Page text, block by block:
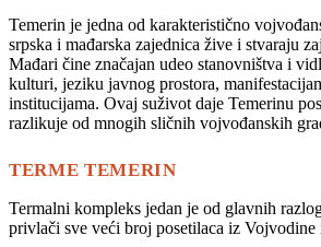
Temerin je jedna od karakteristično
srpska i mađarska zajednica žive i stvaraju
Mađari čine značajan udeo stanovništva i
kulturi, jeziku javnog prostora,
institucijama. Ovaj suživot daje Temerinu
razlikuje od mnogih sličnih vojvođanskih
TERME TEMERIN
Termalni kompleks jedan je od glavnih
privlači sve veći broj posetilaca iz Vojvodine